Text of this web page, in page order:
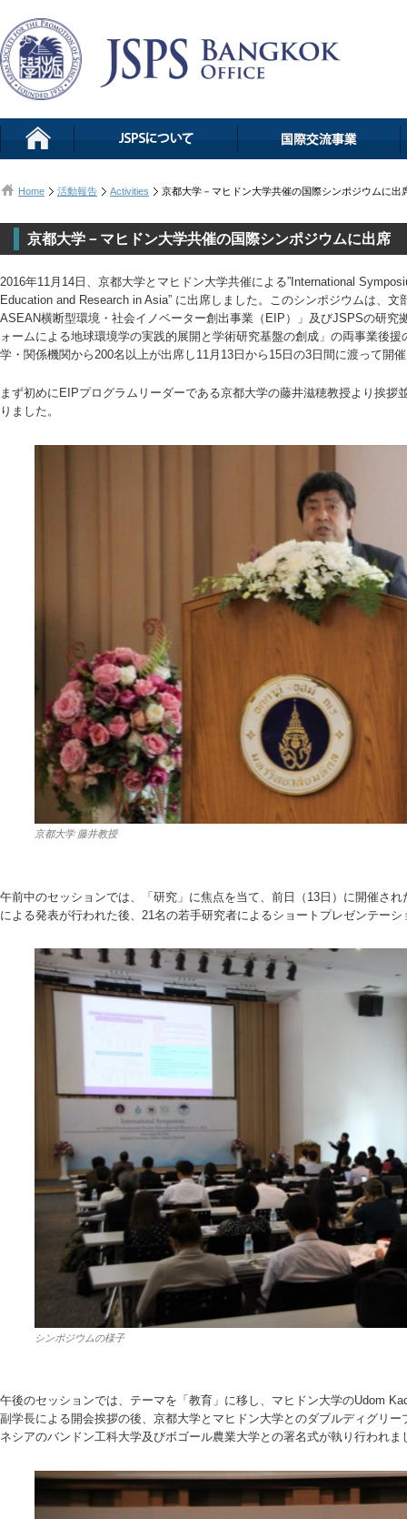
Home 活動報告 Activities 京都大学－マヒドン大学共催の国際シンポジウムに出
京都大学－マヒドン大学共催の国際シンポジウムに出席
2016年11月14日、京都大学とマヒドン大学共催による”International
Education and Research in Asia” に出席しました。このシンポジウムは、
ASEAN横断型環境・社会イノベーター創出事業（EIP）」及びJSPSの研究
ォームによる地球環境学の実践的展開と学術研究基盤の創成」の両事業後
学・関係機関から200名以上が出席し11月13日から15日の3日間に渡って開
まず初めにEIPプログラムリーダーである京都大学の藤井滋穂教授より挨拶
りました。
京都大学 藤井教授
午前中のセッションでは、「研究」に焦点を当て、前日（13日）に開催さ
による発表が行われた後、21名の若手研究者によるショートプレゼンテー
シンポジウムの様子
午後のセッションでは、テーマを「教育」に移し、マヒドン大学のUdom
副学長による開会挨拶の後、京都大学とマヒドン大学とのダブルディグリ
ネシアのバンドン工科大学及びボゴール農業大学との署名式が執り行われま